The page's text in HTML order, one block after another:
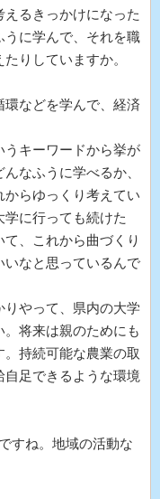
るきっかけになった
うに学んで、それを職
りしていますか。
環などを学んで、経済
うキーワードから挙が
なふうに学べるか、
らゆっくり考えてい
に行っても続けた
、これから曲づくり
いなと思っているんで
りやって、県内の大学
将来は親のためにも
持続可能な農業の取
自足できるような環境
すね。地域の活動な